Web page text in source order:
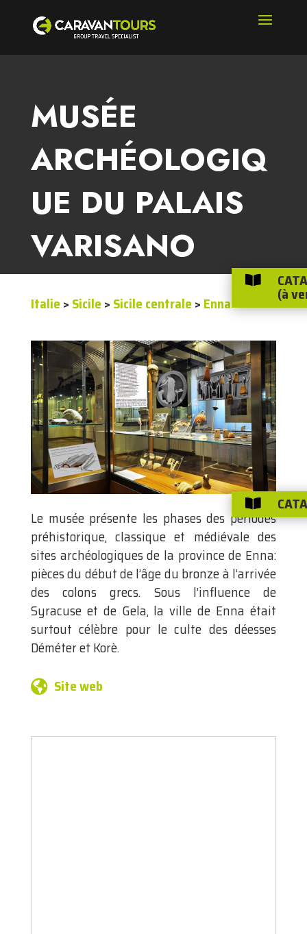
MUSÉE
ARCHÉOLOGIQ
UE DU PALAIS
VARISANO
Italie > Sicile > Sicile centrale > Enna
Le musée présente les phases des périodes
préhistorique, classique et médiévale des
sites archéologiques de la province de Enna:
pièces du début de l’âge du bronze à l’arrivée
des colons grecs. Sous l’influence de
Syracuse et de Gela, la ville de Enna était
surtout célèbre pour le culte des déesses
Déméter et Korè.
Site web

(à
